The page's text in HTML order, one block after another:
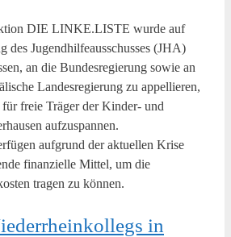
DIE LINKE.LISTE wurde auf
des Jugendhilfeausschusses (JHA)
an die Bundesregierung sowie an
Landesregierung zu appellieren,
freie Träger der Kinder- und
aufzuspannen.
aufgrund der aktuellen Krise
finanzielle Mittel, um die
tragen zu können.
in